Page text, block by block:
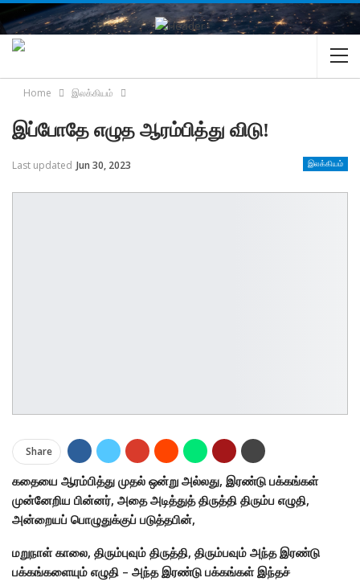
Home இலக்கியம்
இப்போதே எழுத ஆரம்பித்து விடு!
இலக்கியம்
Last updated Jun 30, 2023
Share
கதையை ஆரம்பித்து முதல் ஒன்று அல்லது, இரண்டு பக்கங்கள்
முன்னேறிய பின்னர், அதை அடித்துத் திருத்தி திரும்ப எழுதி,
அன்றையப் பொழுதுக்குப் படுத்தபின்,
மறுநாள் காலை, திரும்புவும் திருத்தி, திரும்பவும் அந்த இரண்டு
பக்கங்களையும் எழுதி – அந்த இரண்டு பக்கங்கள் இந்தச்